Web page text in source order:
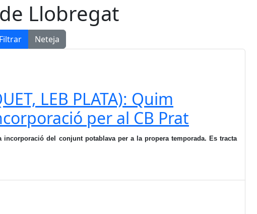
Llobregat
Filtrar Neteja
LEB PLATA): Quim
per al CB Prat
incorporació del conjunt potablava per a la propera temporada. Es tracta